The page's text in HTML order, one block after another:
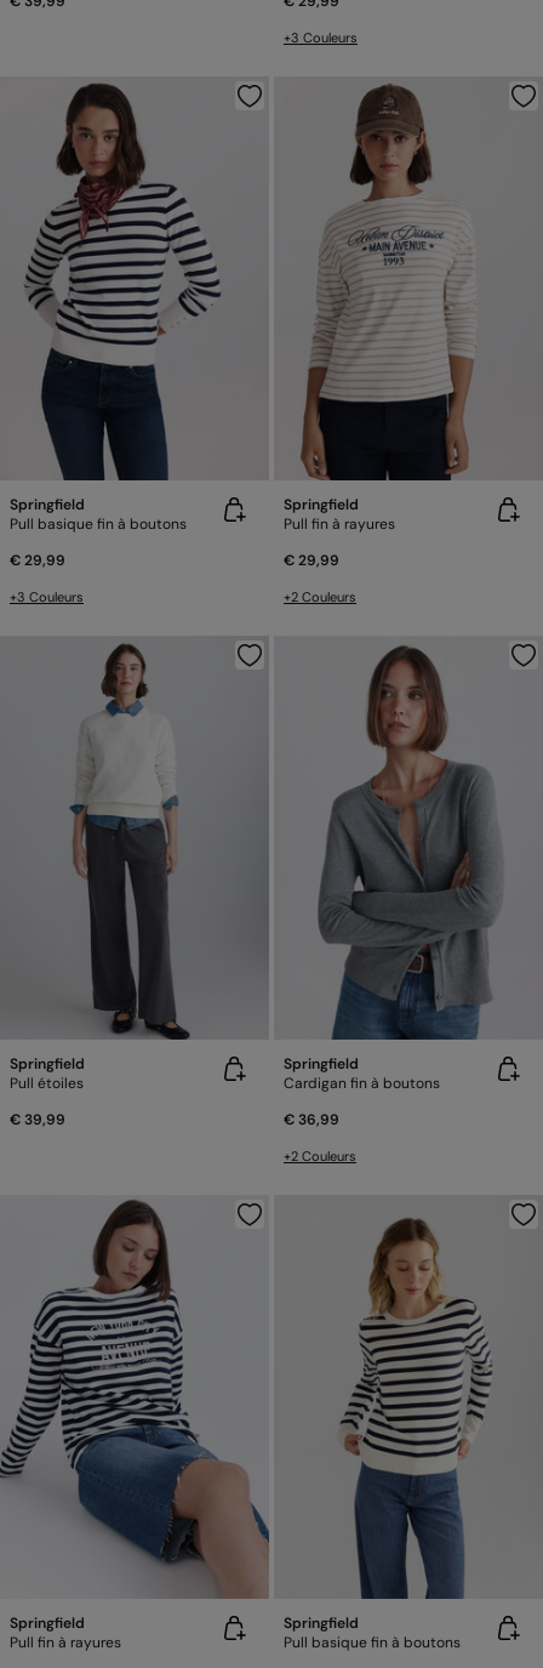
+3 Couleurs
Springfield
Pull basique fin à boutons
€ 29,99
+3 Couleurs
Springfield
Pull fin à rayures
€ 29,99
+2 Couleurs
Springfield
Pull étoiles
€ 39,99
Springfield
Cardigan fin à boutons
€ 36,99
+2 Couleurs
Springfield
Pull fin à rayures
Springfield
Pull basique fin à boutons